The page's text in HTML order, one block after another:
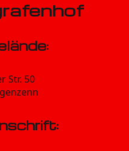
Str. 50